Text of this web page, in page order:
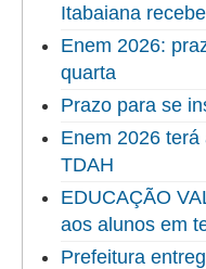
Itabaiana
Enem 2026:
quarta
Prazo para se
Enem 2026
TDAH
EDUCAÇÃO
aos alunos em
Prefeitura